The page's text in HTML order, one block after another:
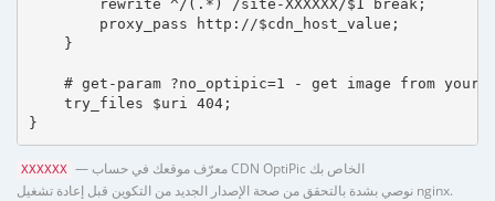
        rewrite ^/(.*) /site-XXXXXX/$1 break;
        proxy_pass http://$cdn_host_value;
    }
# get-param ?no_optipic=1 - get image from your
    try_files $uri 404;
}
XXXXXX
— معرّف موقعك في حساب CDN OptiPic الخاص بك
نوصي بشدة بالتحقق من صحة الإصدار الجديد من التكوين قبل إعادة تشغيل nginx.